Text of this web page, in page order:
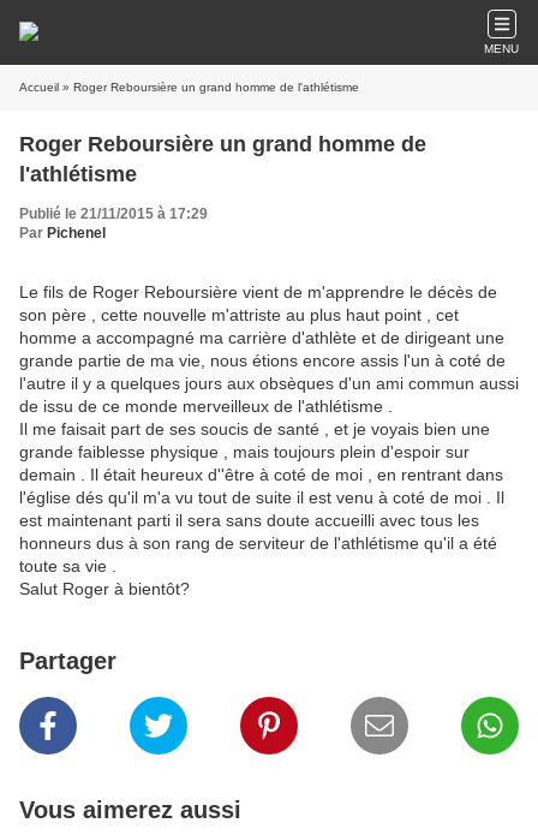
MENU
Accueil » Roger Reboursière un grand homme de l'athlétisme
Roger Reboursière un grand homme de
l'athlétisme
Publié le 21/11/2015 à 17:29
Par Pichenel
Le fils de Roger Reboursière vient de m'apprendre le décès de
son père , cette nouvelle m'attriste au plus haut point , cet
homme a accompagné ma carrière d'athlète et de dirigeant une
grande partie de ma vie, nous étions encore assis l'un à coté de
l'autre il y a quelques jours aux obsèques d'un ami commun aussi
de issu de ce monde merveilleux de l'athlétisme .
Il me faisait part de ses soucis de santé , et je voyais bien une
grande faiblesse physique , mais toujours plein d'espoir sur
demain . Il était heureux d''être à coté de moi , en rentrant dans
l'église dés qu'il m'a vu tout de suite il est venu à coté de moi . Il
est maintenant parti il sera sans doute accueilli avec tous les
honneurs dus à son rang de serviteur de l'athlétisme qu'il a été
toute sa vie .
Salut Roger à bientôt?
Partager
Vous aimerez aussi